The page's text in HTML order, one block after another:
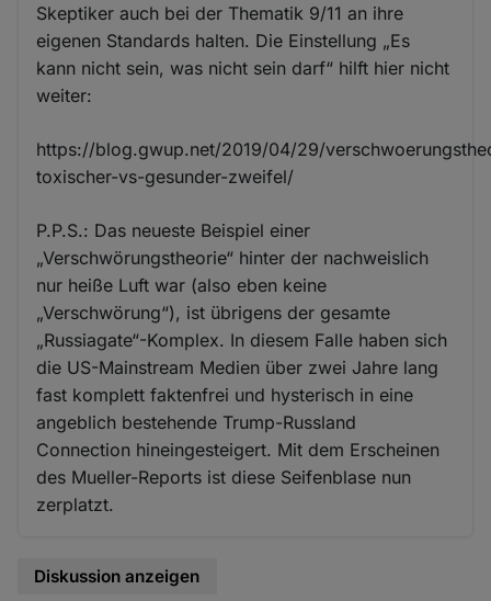
Skeptiker auch bei der Thematik 9/11 an ihre
eigenen Standards halten. Die Einstellung „Es
kann nicht sein, was nicht sein darf“ hilft hier nicht
weiter:
https://blog.gwup.net/2019/04/29/
toxischer-vs-gesunder-zweifel/
P.P.S.: Das neueste Beispiel einer
„Verschwörungstheorie“ hinter der nachweislich
nur heiße Luft war (also eben keine
„Verschwörung“), ist übrigens der gesamte
„Russiagate“-Komplex. In diesem Falle haben sich
die US-Mainstream Medien über zwei Jahre lang
fast komplett faktenfrei und hysterisch in eine
angeblich bestehende Trump-Russland
Connection hineingesteigert. Mit dem Erscheinen
des Mueller-Reports ist diese Seifenblase nun
zerplatzt.
Diskussion anzeigen